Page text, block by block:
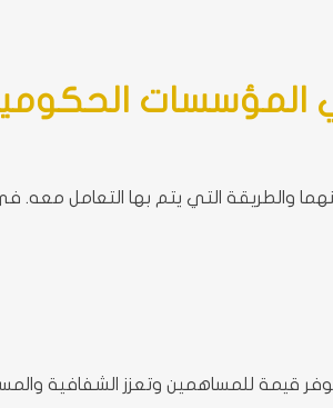
المؤسسات
والطريقة التي يتم بها التعامل معه. في
قيمة للمساهمين وتعزز الشفافية